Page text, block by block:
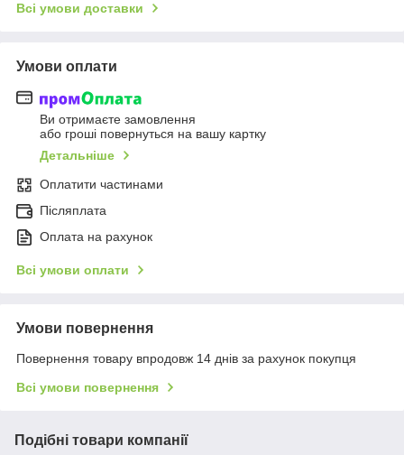
Всі умови доставки
Умови оплати
Ви отримаєте замовлення
або гроші повернуться на вашу картку
Детальніше
Оплатити частинами
Післяплата
Оплата на рахунок
Всі умови оплати
Умови повернення
Повернення товару впродовж 14 днів за рахунок покупця
Всі умови повернення
Подібні товари компанії